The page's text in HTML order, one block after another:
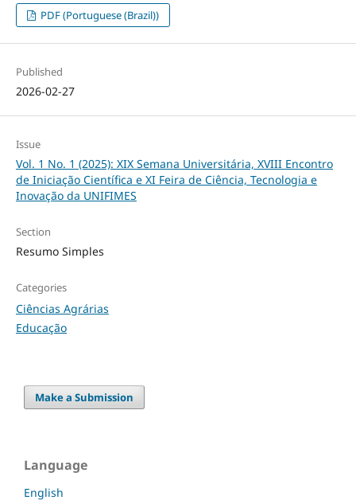
PDF (Portuguese (Brazil))
Published
2026-02-27
Issue
Vol. 1 No. 1 (2025): XIX Semana Universitária, XVIII Encontro
de Iniciação Científica e XI Feira de Ciência, Tecnologia e
Inovação da UNIFIMES
Section
Resumo Simples
Categories
Ciências Agrárias
Educação
Make a Submission
Language
English